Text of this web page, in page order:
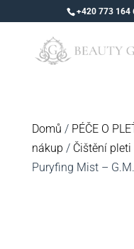
+420 773 164
Domů / PÉČE O
nákup / Čištění pleti
Puryfing Mist –